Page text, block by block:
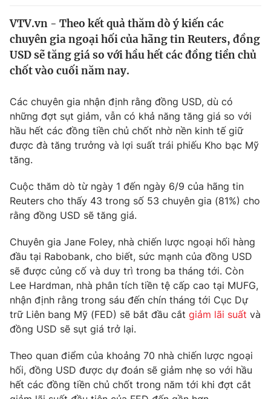
Thế giới
Tin tức
Thế giới đó đây
Câu chuyện quốc tế
Kinh tế
Thị trường
Góc doanh nghiệp
Dữ liệu và đời sống
Truyền hình
Phim VTV
Hậu trường
Nhân vật
Giải sao mai
Giải trí
Điện ảnh
Âm nhạc
Sao
Đời sống
Làm đẹp
Chất lượng cuộc sống
Giáo dục
Tuyển sinh
Học trực tuyến
Công nghệ
Hitech Công nghệ tương lai
Sản phẩm
Tư vấn
Giao lưu trực tuyến
Chuyên mục khác
VTV.vn - Theo kết quả thăm dò ý kiến các
chuyên gia ngoại hối của hãng tin Reuters, đồng
USD sẽ tăng giá so với hầu hết các đồng tiền chủ
chốt vào cuối năm nay.
Các chuyên gia nhận định rằng đồng USD, dù có
những đợt sụt giảm, vẫn có khả năng tăng giá so với
hầu hết các đồng tiền chủ chốt nhờ nền kinh tế giữ
được đà tăng trưởng và lợi suất trái phiếu Kho bạc Mỹ
tăng.
Cuộc thăm dò từ ngày 1 đến ngày 6/9 của hãng tin
Reuters cho thấy 43 trong số 53 chuyên gia (81%) cho
rằng đồng USD sẽ tăng giá.
Chuyên gia Jane Foley, nhà chiến lược ngoại hối hàng
đầu tại Rabobank, cho biết, sức mạnh của đồng USD
sẽ được củng cố và duy trì trong ba tháng tới. Còn
Lee Hardman, nhà phân tích tiền tệ cấp cao tại MUFG,
nhận định rằng trong sáu đến chín tháng tới Cục Dự
trữ Liên bang Mỹ (FED) sẽ bắt đầu cắt giảm lãi suất và
đồng USD sẽ sụt giá trở lại.
Theo quan điểm của khoảng 70 nhà chiến lược ngoại
hối, đồng USD được dự đoán sẽ giảm nhẹ so với hầu
hết các đồng tiền chủ chốt trong năm tới khi đợt cắt